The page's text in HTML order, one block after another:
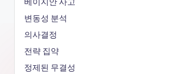
변동성 분석
의사결정
전략 집약
정제된 무결성